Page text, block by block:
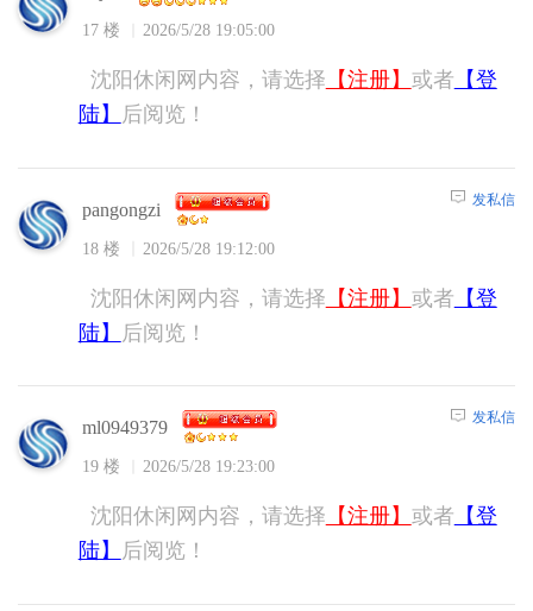
17 楼 2026/5/28 19:05:00
沈阳休闲网内容，请选择 【注册】 或者 【登
陆】
后阅览！
pangongzi
18 楼 2026/5/28 19:12:00
发私信
沈阳休闲网内容，请选择 【注册】 或者 【登
陆】
后阅览！
ml0949379
19 楼 2026/5/28 19:23:00
发私信
沈阳休闲网内容，请选择 【注册】 或者 【登
陆】
后阅览！